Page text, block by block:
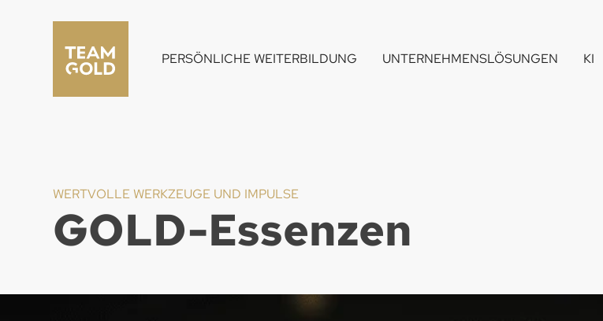
PERSÖNLICHE WEITERBILDUNG UNTERNEHMENSLÖSUNGEN KI
WERTVOLLE WERKZEUGE UND IMPULSE
GOLD-Essenzen